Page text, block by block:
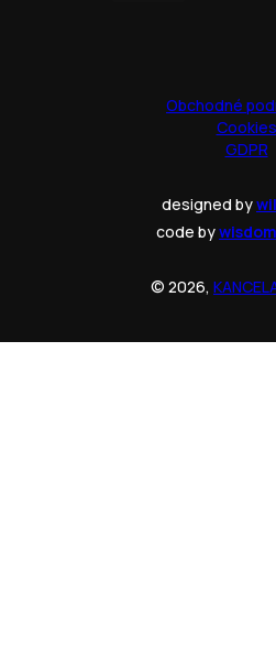
Obchodné
Cookies
GDPR
designed by
code by
© 2026,